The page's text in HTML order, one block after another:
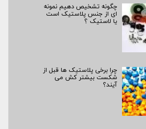
چگونه تشخیص دهیم نمونه
­ای از جنس پلاستیک است
یا لاستیک ؟
چرا برخی پلاستیک ها قبل از
شکست بیشتر کش می
آیند؟